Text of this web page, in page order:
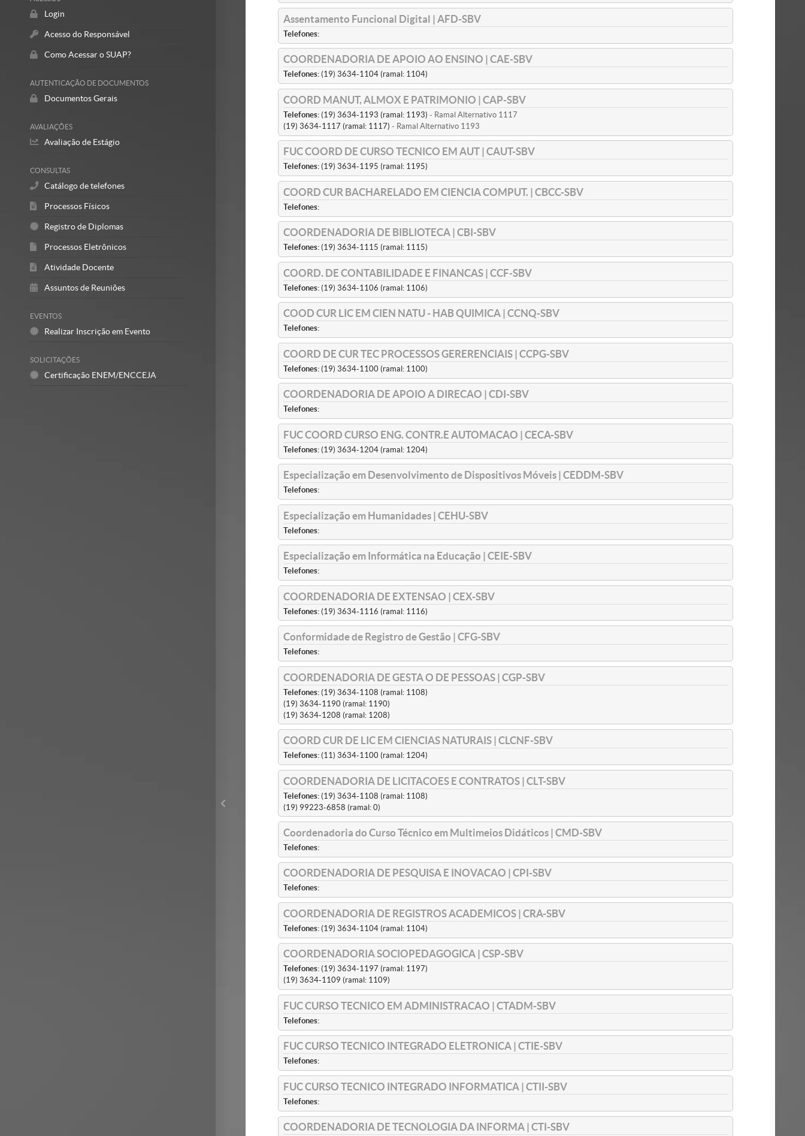
Login
Acesso do Responsável
Como Acessar o SUAP?
AUTENTICAÇÃO DE DOCUMENTOS
Documentos Gerais
AVALIAÇÕES
Avaliação de Estágio
CONSULTAS
Catálogo de telefones
Processos Físicos
Registro de Diplomas
Processos Eletrônicos
Atividade Docente
Assuntos de Reuniões
EVENTOS
Realizar Inscrição em Evento
SOLICITAÇÕES
Certificação ENEM/ENCCEJA
Assentamento Funcional Digital | AFD-SBV
Telefones:
COORDENADORIA DE APOIO AO ENSINO | CAE-SBV
Telefones: (19) 3634-1104 (ramal: 1104)
COORD MANUT, ALMOX E PATRIMONIO | CAP-SBV
Telefones: (19) 3634-1193 (ramal: 1193) - Ramal Alternativo 1117
(19) 3634-1117 (ramal: 1117) - Ramal Alternativo 1193
FUC COORD DE CURSO TECNICO EM AUT | CAUT-SBV
Telefones: (19) 3634-1195 (ramal: 1195)
COORD CUR BACHARELADO EM CIENCIA COMPUT. | CBCC-SBV
Telefones:
COORDENADORIA DE BIBLIOTECA | CBI-SBV
Telefones: (19) 3634-1115 (ramal: 1115)
COORD. DE CONTABILIDADE E FINANCAS | CCF-SBV
Telefones: (19) 3634-1106 (ramal: 1106)
COOD CUR LIC EM CIEN NATU - HAB QUIMICA | CCNQ-SBV
Telefones:
COORD DE CUR TEC PROCESSOS GERERENCIAIS | CCPG-SBV
Telefones: (19) 3634-1100 (ramal: 1100)
COORDENADORIA DE APOIO A DIRECAO | CDI-SBV
Telefones:
FUC COORD CURSO ENG. CONTR.E AUTOMACAO | CECA-SBV
Telefones: (19) 3634-1204 (ramal: 1204)
Especialização em Desenvolvimento de Dispositivos Móveis | CEDDM-SBV
Telefones:
Especialização em Humanidades | CEHU-SBV
Telefones:
Especialização em Informática na Educação | CEIE-SBV
Telefones:
COORDENADORIA DE EXTENSAO | CEX-SBV
Telefones: (19) 3634-1116 (ramal: 1116)
Conformidade de Registro de Gestão | CFG-SBV
Telefones:
COORDENADORIA DE GESTA O DE PESSOAS | CGP-SBV
Telefones: (19) 3634-1108 (ramal: 1108)
(19) 3634-1190 (ramal: 1190)
(19) 3634-1208 (ramal: 1208)
COORD CUR DE LIC EM CIENCIAS NATURAIS | CLCNF-SBV
Telefones: (11) 3634-1100 (ramal: 1204)
COORDENADORIA DE LICITACOES E CONTRATOS | CLT-SBV
Telefones: (19) 3634-1108 (ramal: 1108)
(19) 99223-6858 (ramal: 0)
Coordenadoria do Curso Técnico em Multimeios Didáticos | CMD-SBV
Telefones:
COORDENADORIA DE PESQUISA E INOVACAO | CPI-SBV
Telefones:
COORDENADORIA DE REGISTROS ACADEMICOS | CRA-SBV
Telefones: (19) 3634-1104 (ramal: 1104)
COORDENADORIA SOCIOPEDAGOGICA | CSP-SBV
Telefones: (19) 3634-1197 (ramal: 1197)
(19) 3634-1109 (ramal: 1109)
FUC CURSO TECNICO EM ADMINISTRACAO | CTADM-SBV
Telefones:
FUC CURSO TECNICO INTEGRADO ELETRONICA | CTIE-SBV
Telefones:
FUC CURSO TECNICO INTEGRADO INFORMATICA | CTII-SBV
Telefones:
COORDENADORIA DE TECNOLOGIA DA INFORMA | CTI-SBV